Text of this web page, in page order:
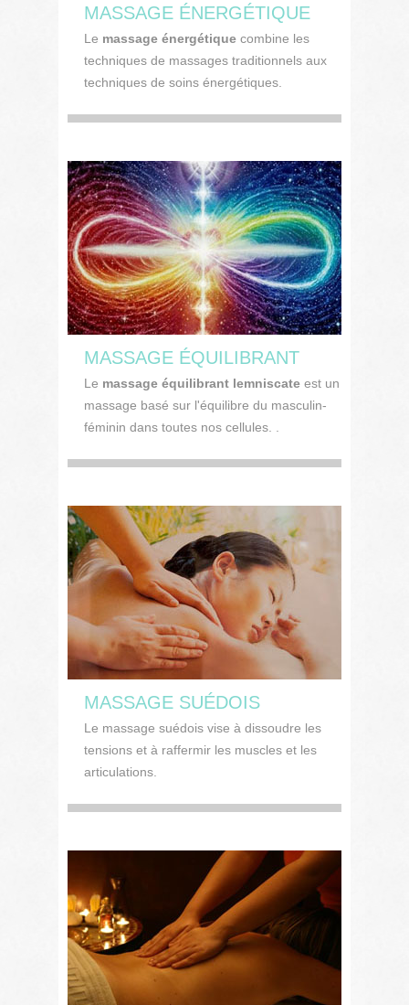
MASSAGE ÉNERGÉTIQUE
Le massage énergétique combine les
techniques de massages traditionnels aux
techniques de soins énergétiques.
MASSAGE ÉQUILIBRANT
Le massage équilibrant lemniscate est un
massage basé sur l'équilibre du masculin-
féminin dans toutes nos cellules. .
MASSAGE SUÉDOIS
Le massage suédois vise à dissoudre les
tensions et à raffermir les muscles et les
articulations.